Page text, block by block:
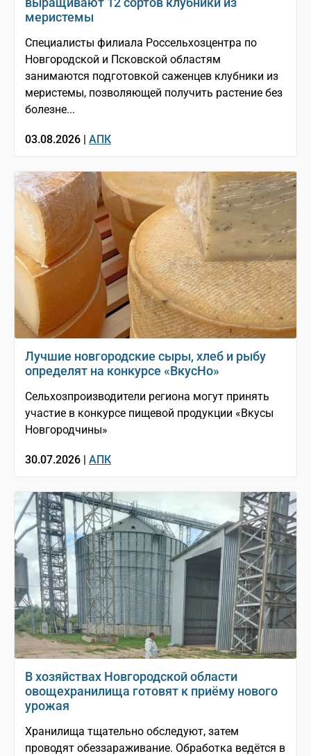
меристемы
Специалисты филиала Россельхозцентра по
Новгородской и Псковской областям
занимаются подготовкой саженцев клубники из
меристемы, позволяющей получить растение без
болезне...
03.08.2026 | АПК
Лучшие новгородские сыры, хлеб и рыбу
определят на конкурсе «ВкусНо»
Сельхозпроизводители региона могут принять
участие в конкурсе пищевой продукции «Вкусы
Новгородчины»
30.07.2026 | АПК
В хозяйствах Новгородской области
овощехранилища готовят к приёму нового
урожая
Хранилища тщательно обследуют, затем
проводят обеззараживание. Обработка ведётся в